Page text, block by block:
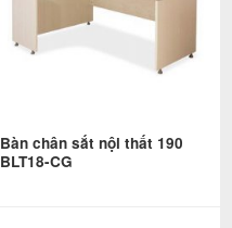
Bàn chân sắt nội thất 190
BLT18-CG